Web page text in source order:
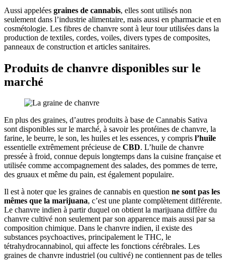
Aussi appelées graines de cannabis, elles sont utilisés non
seulement dans l’industrie alimentaire, mais aussi en pharmacie et en
cosmétologie. Les fibres de chanvre sont à leur tour utilisées dans la
production de textiles, cordes, voiles, divers types de composites,
panneaux de construction et articles sanitaires.
Produits de chanvre disponibles sur le
marché
En plus des graines, d’autres produits à base de Cannabis Sativa
sont disponibles sur le marché, à savoir les protéines de chanvre, la
farine, le beurre, le son, les huiles et les essences, y compris l’huile
essentielle extrêmement précieuse de CBD. L’huile de chanvre
pressée à froid, connue depuis longtemps dans la cuisine française et
utilisée comme accompagnement des salades, des pommes de terre,
des gruaux et même du pain, est également populaire.
Il est à noter que les graines de cannabis en question ne sont pas les
mêmes que la marijuana, c’est une plante complètement différente.
Le chanvre indien à partir duquel on obtient la marijuana diffère du
chanvre cultivé non seulement par son apparence mais aussi par sa
composition chimique. Dans le chanvre indien, il existe des
substances psychoactives, principalement le THC, le
tétrahydrocannabinol, qui affecte les fonctions cérébrales. Les
graines de chanvre industriel (ou cultivé) ne contiennent pas de telles